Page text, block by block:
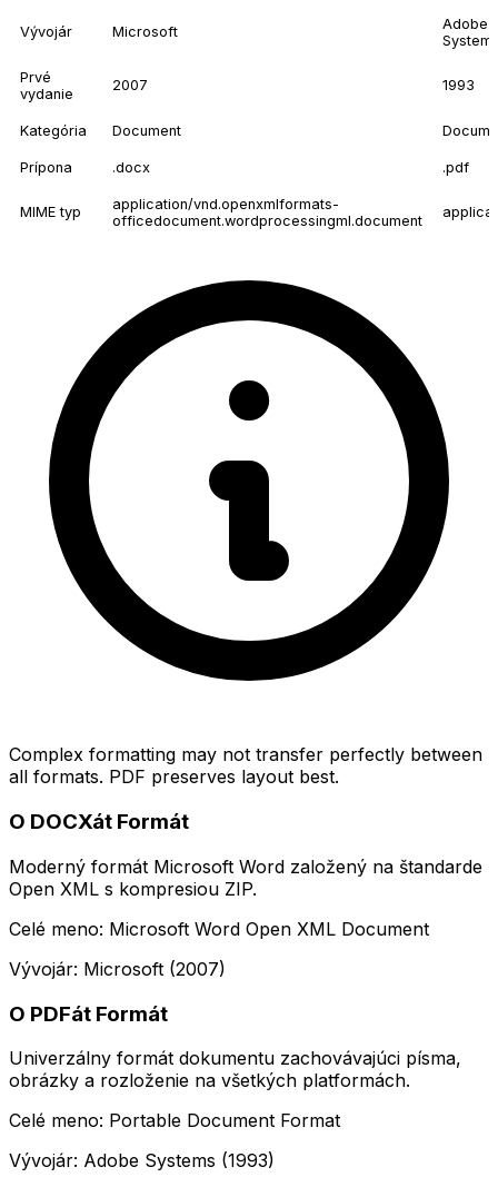
Vývojár Microsoft
Adobe
Prvé
vydanie
2007 1993
Kategória Document
Prípona .docx .pdf
MIME typ
application/vnd.openxmlformats-
officedocument.wordprocessingml.document
Complex formatting may not transfer perfectly between
all formats. PDF preserves layout best.
O DOCXát Formát
Moderný formát Microsoft Word založený na štandarde
Open XML s kompresiou ZIP.
Celé meno: Microsoft Word Open XML Document
Vývojár: Microsoft (2007)
O PDFát Formát
Univerzálny formát dokumentu zachovávajúci písma,
obrázky a rozloženie na všetkých platformách.
Celé meno: Portable Document Format
Vývojár: Adobe Systems (1993)